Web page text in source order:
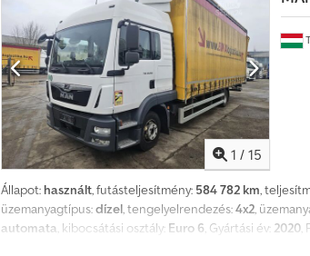
1 / 15
Állapot: használt, futásteljesítmény: 584 782 km,
üzemanyagtípus:dízel, tengelyelrendezés:4x2,
automata, kibocsátási osztály: Euro 6, Gyártási év: 2020,
elektronikus stabilitásprogram (ESP), fedélzeti